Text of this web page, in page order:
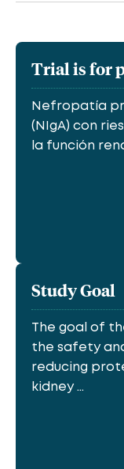
Trial is for
Nefropatía
(NIgA) con
la función
Study Goal
The goal of
the safety
reducing
kidney ...